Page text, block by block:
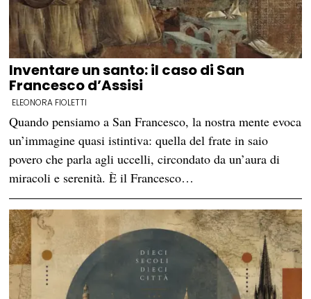
Inventare un santo: il caso di San
Francesco d’Assisi
ELEONORA FIOLETTI
Quando pensiamo a San Francesco, la nostra mente evoca
un’immagine quasi istintiva: quella del frate in saio
povero che parla agli uccelli, circondato da un’aura di
miracoli e serenità. È il Francesco…